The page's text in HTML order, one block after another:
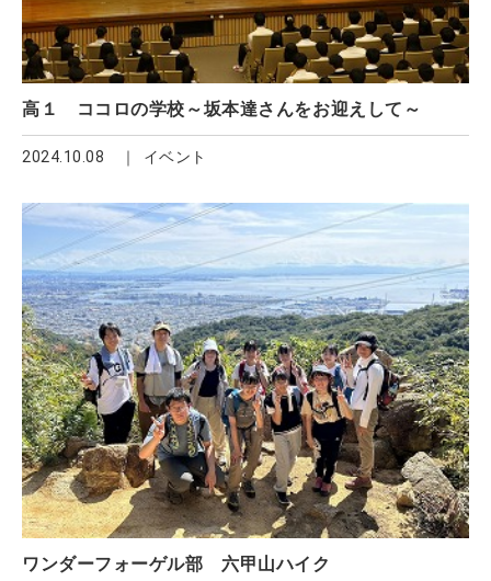
高１ ココロの学校～坂本達さんをお迎えして～
2024.10.08 イベント
ワンダーフォーゲル部 六甲山ハイク